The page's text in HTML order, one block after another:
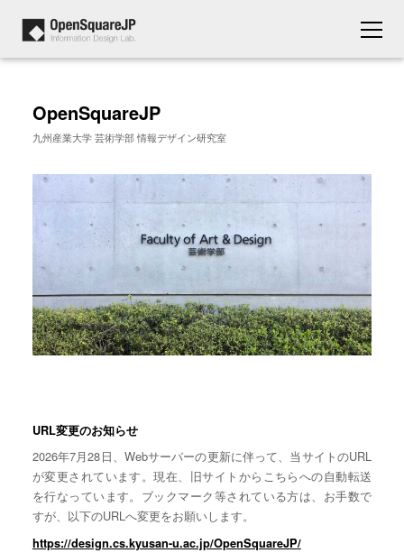
OpenSquareJP
九州産業大学 芸術学部 情報デザイン研究室
URL変更のお知らせ
2026年7月28日、Webサーバーの更新に伴って、当サイトのURL
が変更されています。現在、旧サイトからこちらへの自動転送
を行なっています。ブックマーク等されている方は、お手数で
すが、以下のURLへ変更をお願いします。
https://design.cs.kyusan-u.ac.jp/OpenSquareJP/